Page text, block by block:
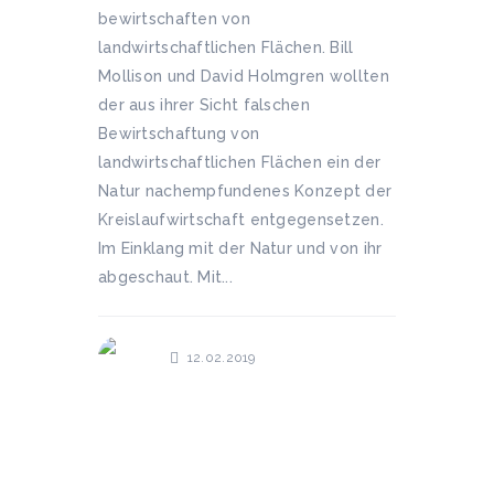
bewirtschaften von
landwirtschaftlichen Flächen. Bill
Mollison und David Holmgren wollten
der aus ihrer Sicht falschen
Bewirtschaftung von
landwirtschaftlichen Flächen ein der
Natur nachempfundenes Konzept der
Kreislaufwirtschaft entgegensetzen.
Im Einklang mit der Natur und von ihr
abgeschaut. Mit...
12.02.2019